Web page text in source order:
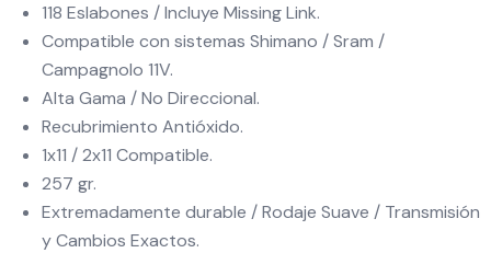
118 Eslabones / Incluye Missing Link.
Compatible con sistemas Shimano / Sram /
Campagnolo 11V.
Alta Gama / No Direccional.
Recubrimiento Antióxido.
1x11 / 2x11 Compatible.
257 gr.
Extremadamente durable / Rodaje Suave / Transmisión
y Cambios Exactos.